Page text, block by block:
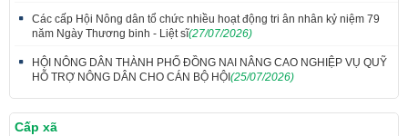
Các cấp Hội Nông dân tổ chức nhiều hoạt động tri ân nhân kỷ niệm 79
năm Ngày Thương binh - Liệt sĩ(27/07/2026)
HỘI NÔNG DÂN THÀNH PHỐ ĐỒNG NAI NÂNG CAO NGHIỆP VỤ QUỸ
HỖ TRỢ NÔNG DÂN CHO CÁN BỘ HỘI(25/07/2026)
Cấp xã